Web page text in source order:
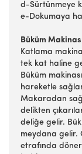
d-Sürtünmeye
e-Dokumaya
Büküm
Katlama
tek kat haline
Büküm
hareketle
Makaradan
delikten
deliğe gelir.
meydana gelir.
etrafında